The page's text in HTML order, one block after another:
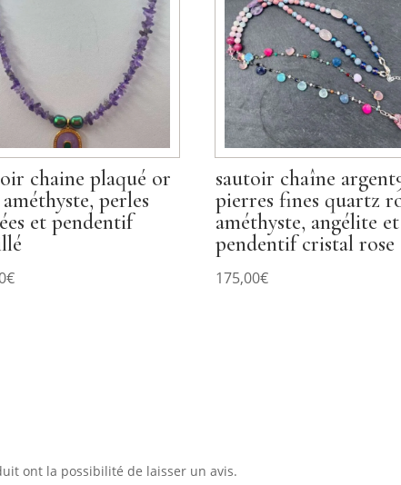
chaine plaqué or
améthyste, perles
et pendentif
€
sautoir chaîne
pierres fines quartz
améthyste, angélite et
pendentif cristal rose
175,00€
ont la possibilité de laisser un avis.